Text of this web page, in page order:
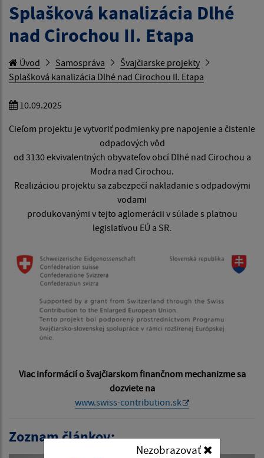
Nezobrazovať
Splašková kanalizácia Dlhé
nad Cirochou II. Etapa
Úvod Samospráva
Švajčiarske projekty
Splašková kanalizácia Dlhé nad Cirochou II. Etapa
10.09.2025
Cieľom projektu je vytvoriť podmienky pre napojenie a čistenie
odpadových vôd
od 3130 ekvivalentných obyvateľov obcí Dlhé nad Cirochou a
Modra nad Cirochou.
Realizáciou projektu sa zabezpečí nakladanie s odpadovými
vodami
produkovanými v tejto aglomerácii v súlade s platnou
legislatívou EÚ a SR.
Viac informácií o švajčiarskom finančnom mechanizme sa
dozviete na
www.swiss-contribution.sk
Zoznam článkov: